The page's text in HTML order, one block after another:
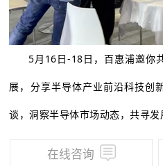
5月16日-18日，百惠浦邀你
展，分享半导体产业前沿科技创
谈，洞察半导体市场动态，共寻发
在线咨询